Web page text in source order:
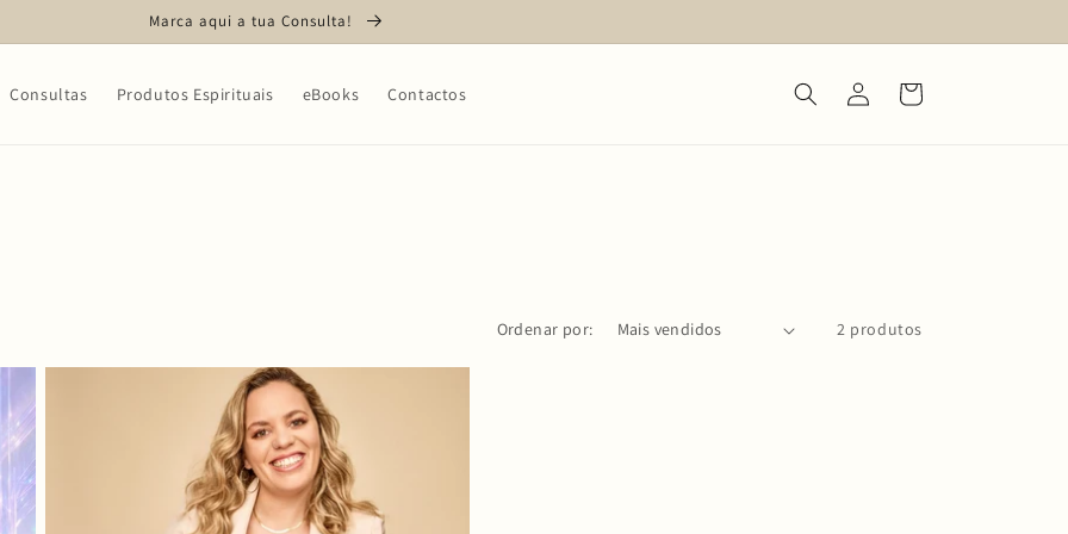
Marca aqui a tua Consulta!
Consultas Produtos Espirituais eBooks Contactos
Iniciar
sessão
Carrinho
Ordenar por: 2 produtos